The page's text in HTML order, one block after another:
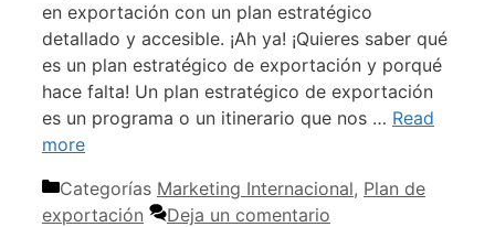
en exportación con un plan estratégico
detallado y accesible. ¡Ah ya! ¡Quieres saber qué
es un plan estratégico de exportación y porqué
hace falta! Un plan estratégico de exportación
es un programa o un itinerario que nos … Read
more
Categorías Marketing Internacional, Plan de
exportación
Deja un comentario